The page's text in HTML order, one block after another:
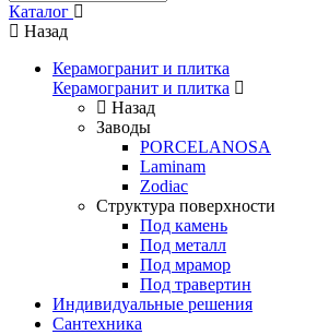
Каталог
Назад
Керамогранит и плитка
Керамогранит и плитка
Назад
Заводы
PORCELANOSA
Laminam
Zodiac
Структура поверхности
Под камень
Под металл
Под мрамор
Под травертин
Индивидуальные решения
Сантехника